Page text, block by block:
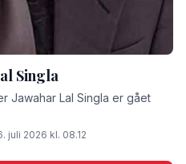
Singla
Jawahar Lal Singla er gået
juli 2026 kl. 08.12